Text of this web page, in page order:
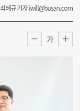
최혜규 기자 iwill@busan.com
가